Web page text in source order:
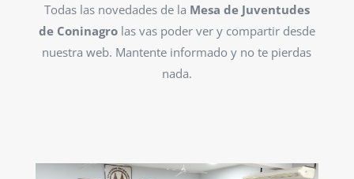
Todas las novedades de la Mesa de Juventudes
de Coninagrolas vas poder ver y compartir desde
nuestra web. Mantente informado y no te pierdas
nada.